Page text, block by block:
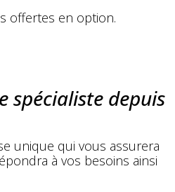
offertes en option.
spécialiste depuis
unique qui vous assurera
à vos besoins ainsi